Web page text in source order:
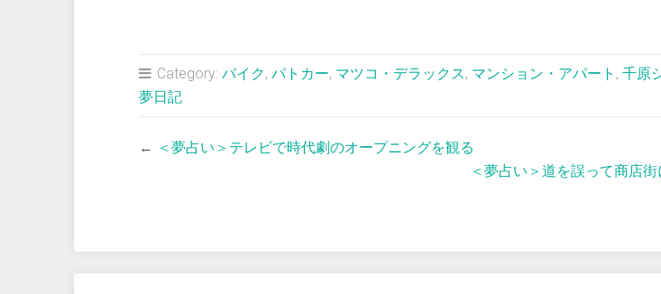
Category: バイク, パトカー, マツコ・デラックス, マンション・アパート , 千原
夢日記
← ＜夢占い＞テレビで時代劇のオープニングを観る
＜夢占い＞道を誤って商店街